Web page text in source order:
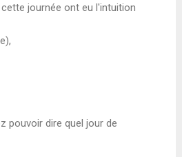
journée ont eu l'intuition
pouvoir dire quel jour de